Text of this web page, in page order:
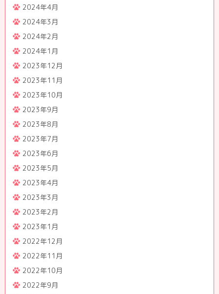
2024年4月
2024年3月
2024年2月
2024年1月
2023年12月
2023年11月
2023年10月
2023年9月
2023年8月
2023年7月
2023年6月
2023年5月
2023年4月
2023年3月
2023年2月
2023年1月
2022年12月
2022年11月
2022年10月
2022年9月